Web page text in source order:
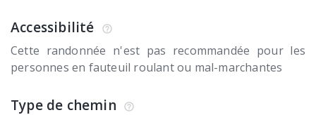
Accessibilité
Cette randonnée n'est pas recommandée pour les
personnes en fauteuil roulant ou mal-marchantes
Type de chemin